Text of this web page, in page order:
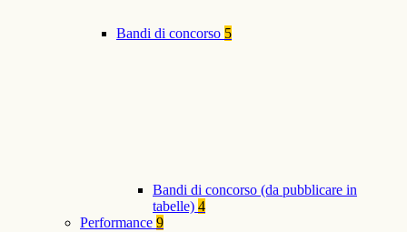
Bandi di concorso 5
Bandi di concorso (da pubblicare in
tabelle) 4
Performance 9